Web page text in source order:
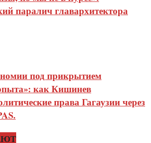
паралич главархитектора
под прикрытием
как Кишинев
права Гагаузии через